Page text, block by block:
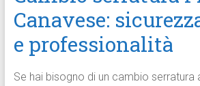
Canavese:
e professionalità
Se hai bisogno di un cambio serratura